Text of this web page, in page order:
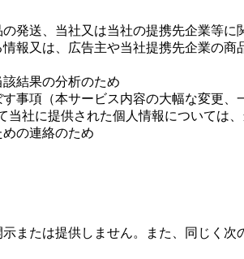
発送、当社又は当社の提携先企業等
報又は、広告主や当社提携先企業の
結果の分析のため
事項（本サービス内容の大幅な変更
当社に提供された個人情報については
の連絡のため
または提供しません。また、同じく